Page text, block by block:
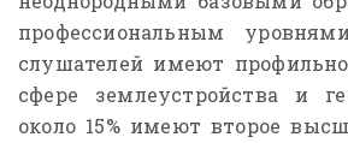
профессиональным
слушателей имеют
сфере землеустройства и
около 15% имеют второе